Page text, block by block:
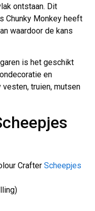
ontstaan. Dit
Chunky Monkey heeft
waardoor de kans
is het geschikt
en
truien, mutsen
Crafter Scheepjes